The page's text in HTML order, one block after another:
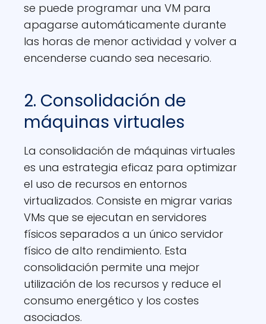
se puede programar una VM para
apagarse automáticamente durante
las horas de menor actividad y volver a
encenderse cuando sea necesario.
2. Consolidación de
máquinas virtuales
La consolidación de máquinas virtuales
es una estrategia eficaz para optimizar
el uso de recursos en entornos
virtualizados. Consiste en migrar varias
VMs que se ejecutan en servidores
físicos separados a un único servidor
físico de alto rendimiento. Esta
consolidación permite una mejor
utilización de los recursos y reduce el
consumo energético y los costes
asociados.